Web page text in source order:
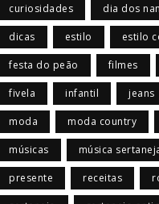
curiosidades dia dos
dicas estilo estilo
festa do peão filmes
fivela infantil jeans
moda moda country
músicas música
presente receitas